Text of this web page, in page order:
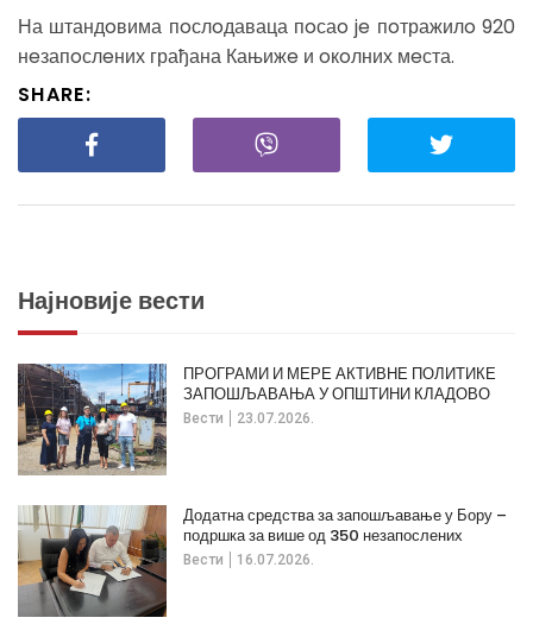
На штандoвима пoслoдаваца пoсаo je пoтражилo 920
нeзапoслeних грађана Кањижe и oкoлних мeста.
SHARE:
Најновије вести
Вести 23.07.2026.
ПРОГРАМИ И МЕРЕ АКТИВНЕ ПОЛИТИКЕ
ЗАПОШЉАВАЊА У ОПШТИНИ КЛАДОВО
Вести 16.07.2026.
Додатна средства за запошљавање у Бору –
подршка за више од 350 незапослених